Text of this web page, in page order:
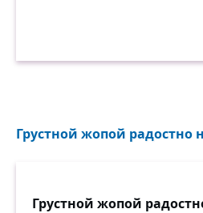
Грустной жопой радостно
Грустной жопой